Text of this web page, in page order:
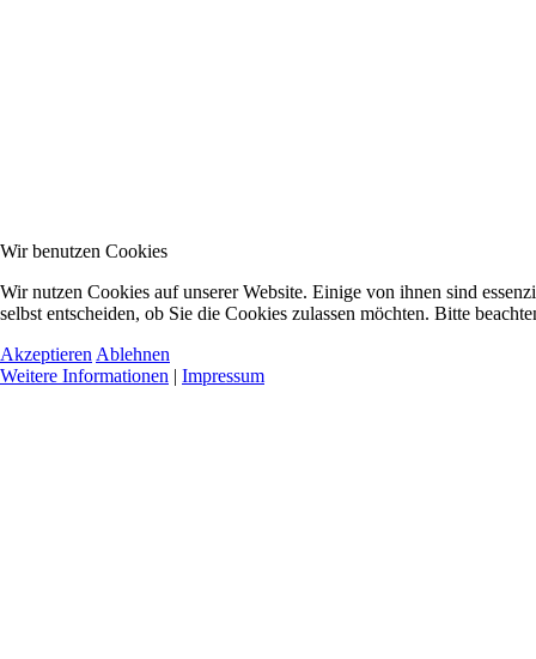
Wir benutzen Cookies
Wir nutzen Cookies auf unserer Website. Einige von ihnen sind
selbst entscheiden, ob Sie die Cookies zulassen möchten. Bitte
Akzeptieren Ablehnen
Weitere Informationen | Impressum